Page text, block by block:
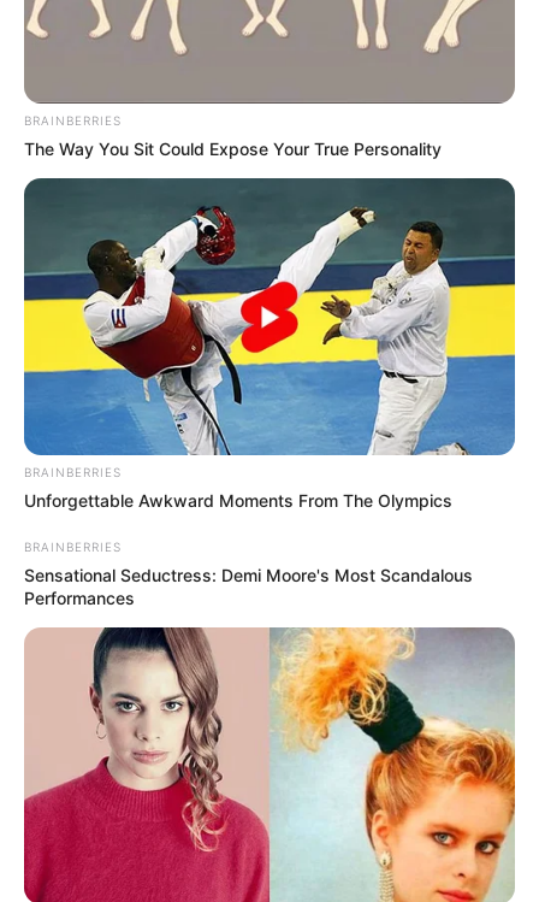
Categories
All
Knoblauchpilze In Parmesankäse
Blumenkohlsuppe
Search
Search
All
BRAINBERRIES
The Way You Sit Could Expose Your True Personality
BRAINBERRIES
Unforgettable Awkward Moments From The Olympics
BRAINBERRIES
Sensational Seductress: Demi Moore's Most Scandalous
Performances